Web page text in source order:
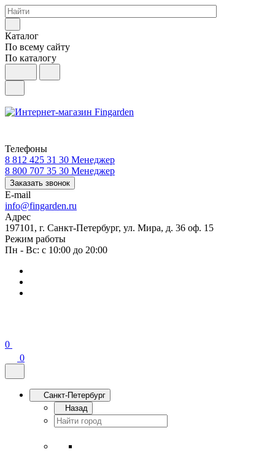
Каталог
По всему сайту
По каталогу
Телефоны
8 812 425 31 30 Менеджер
8 800 707 35 30 Менеджер
Заказать звонок
E-mail
info@fingarden.ru
Адрес
197101, г. Санкт-Петербург, ул. Мира, д. 36 оф. 15
Режим работы
Пн - Вс: с 10:00 до 20:00
0
0
Санкт-Петербург
Назад